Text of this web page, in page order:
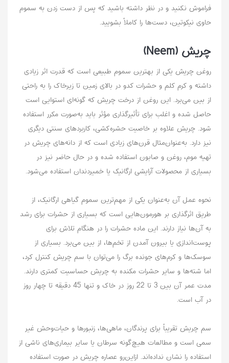
فراموش نکنید و در نظر داشته باشید که پس از دست زدن به سموم
حاوی نیکوتین، دست‌ها را کاملاً بشویید.
چریش (Neem)
روغن چریش یکی از بهترین سموم طبیعی است که قدرت اثر زیادی
داشته و کرم کلم و حشرات کدو در بالای زمین تا زیرخاک را به راحتی
از بین می‌برد. این روغن از درخت چریش که گونه‌ای استوایی است
حاصل شده و اغلب برای تأثیرگذاری مؤثر باید به‌صورت مکرر استفاده
شود. چریش علاوه بر خاصیت حشره‌کشی، کاربردهای سنتی دیگری
نیز دارد. به‌عنوان‌مثال قرن‌های زیادی است که از دانه‌های چریش در
تهیه موم، روغن و صابون استفاده شده و در حال حاضر نیز در
بسیاری از محصولات آرایشی ارگانیک یا خمیر‌دندان استفاده می‌شود.
نحوه عمل آن به‌عنوان یکی از مهم‌ترین سموم گیاهی ارگانیک، از
طریق اثرگذاری بر هورمون‌هایی است که بسیاری از حشرات برای رشد
به آن‌ها نیاز دارند. این ماده حشرات را در هنگام تلاش برای
پوست‌اندازی یا بیرون آمدن از تخم‌ها، از بین می‌برد. بسیاری از
سوسک‌ها و کرم‌های جونده برگ را می‌توان با سم چریش کنترل کرد،
اما شته‌ها و سایر حشرات مکنده به چریش حساسیت کمتری دارند.
مدت عمر آن بین 3 تا 22 روز در خاک و تنها 45 دقیقه تا چهار روز
در آب است.
سم چریش تقریباً برای پرندگان، ماهی‌ها، زنبورها و حیات‌وحش غیر
سمی است و مطالعات هیچ‌گونه سرطان یا سایر بیماری‌های ناشی از
استفاده را نشان نداده‌اند. ازاین‌رو عصاره چریش در صورت استفاده